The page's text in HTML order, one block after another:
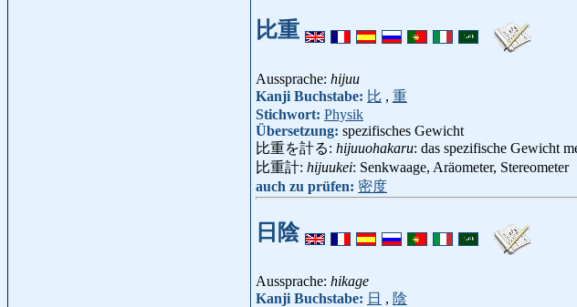
比重
Aussprache: hijuu
Kanji Buchstabe: 比 , 重
Stichwort: Physik
Übersetzung: spezifisches Gewicht
比重を計る: hijuuohakaru: das spezifische Gewicht
比重計: hijuukei: Senkwaage, Aräometer, Stereometer
auch zu prüfen: 密度
日陰
Aussprache: hikage
Kanji Buchstabe: 日 , 陰